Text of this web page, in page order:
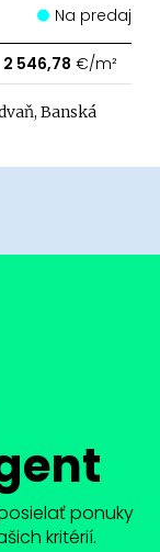
Na predaj
2 546,78 €/m²
Banská
ponuky
kritérií.